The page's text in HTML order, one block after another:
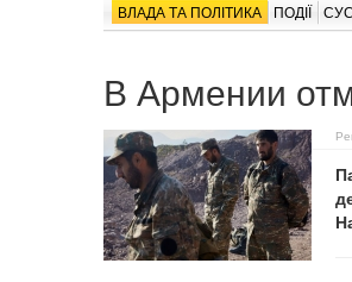
ВЛАДА ТА ПОЛІТИКА ПОДІЇ
В Армении